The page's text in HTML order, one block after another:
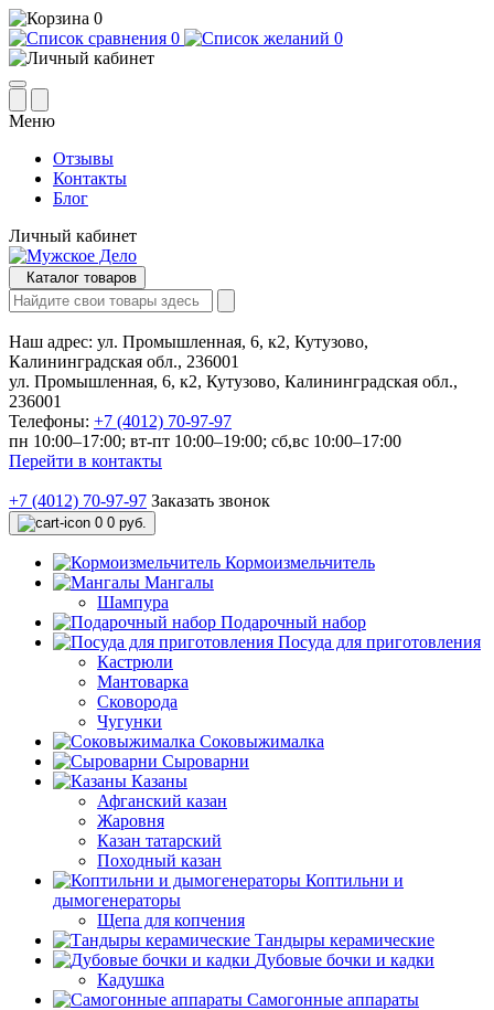
0
0
0
Меню
Отзывы
Контакты
Блог
Личный кабинет
Каталог товаров
Наш адрес: ул. Промышленная, 6, к2, Кутузово,
Калининградская обл., 236001
ул. Промышленная, 6, к2, Кутузово, Калининградская обл.,
236001
Телефоны: +7 (4012) 70-97-97
пн 10:00–17:00; вт-пт 10:00–19:00; сб,вс 10:00–17:00
Перейти в контакты
+7 (4012) 70-97-97 Заказать звонок
0 0 руб.
Кормоизмельчитель
Мангалы
Шампура
Подарочный набор
Посуда для приготовления
Кастрюли
Мантоварка
Сковорода
Чугунки
Соковыжималка
Сыроварни
Казаны
Афганский казан
Жаровня
Казан татарский
Походный казан
Коптильни и
дымогенераторы
Щепа для копчения
Тандыры керамические
Дубовые бочки и кадки
Кадушка
Самогонные аппараты